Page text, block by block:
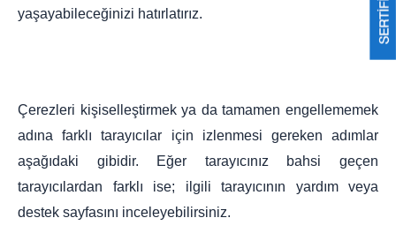
yaşayabileceğinizi hatırlatırız.
Çerezleri kişiselleştirmek ya da tamamen engellememek
adına farklı tarayıcılar için izlenmesi gereken adımlar
aşağıdaki gibidir. Eğer tarayıcınız bahsi geçen
tarayıcılardan farklı ise; ilgili tarayıcının yardım veya
destek sayfasını inceleyebilirsiniz.